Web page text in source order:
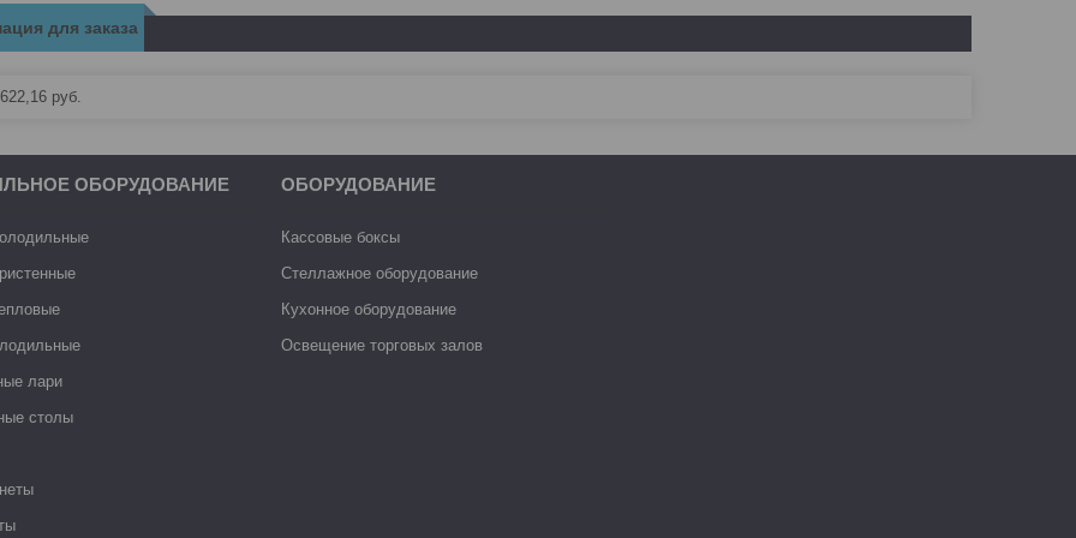
для заказа
руб.
ОБОРУДОВАНИЕ
лари
столы
ОБОРУДОВАНИЕ
Кассовые боксы
Стеллажное оборудование
Кухонное оборудование
Освещение торговых залов